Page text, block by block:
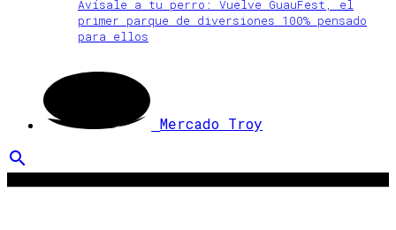
Avísale a tu perro: Vuelve GuauFest, el
primer parque de diversiones 100% pensado
para ellos
Mercado Troy
search